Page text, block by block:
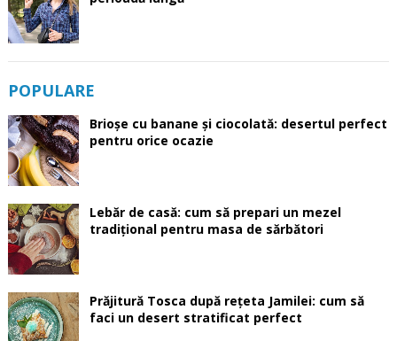
POPULARE
Brioșe cu banane și ciocolată: desertul perfect
pentru orice ocazie
Lebăr de casă: cum să prepari un mezel
tradițional pentru masa de sărbători
Prăjitură Tosca după rețeta Jamilei: cum să
faci un desert stratificat perfect